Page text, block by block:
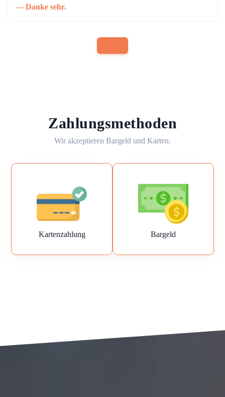
Danke sehr.
Zahlungsmethoden
Wir akzeptieren Bargeld und Karten.
Kartenzahlung Bargeld